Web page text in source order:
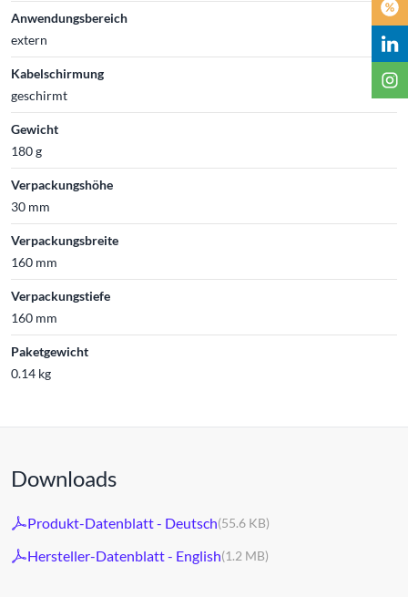
Anwendungsbereich
extern
Kabelschirmung
geschirmt
Gewicht
180 g
Verpackungshöhe
30 mm
Verpackungsbreite
160 mm
Verpackungstiefe
160 mm
Paketgewicht
0.14 kg
Downloads
Produkt-Datenblatt - Deutsch(55.6 KB)
Hersteller-Datenblatt - English(1.2 MB)